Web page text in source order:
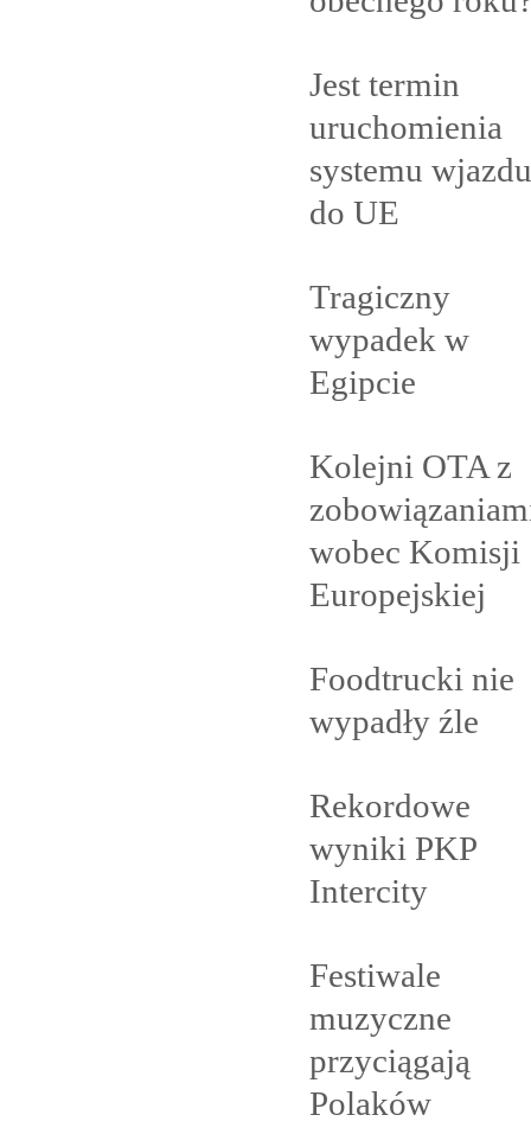
Jest termin
uruchomienia
systemu wjazdu
do UE
Tragiczny
wypadek w
Egipcie
Kolejni OTA z
wobec Komisji
Europejskiej
Foodtrucki nie
wypadły źle
Rekordowe
wyniki PKP
Intercity
Festiwale
muzyczne
przyciągają
Polaków